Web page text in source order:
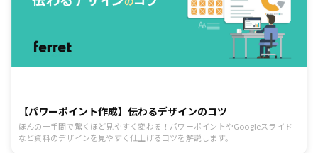
【パワーポイント作成】伝わるデザインのコツ
ほんの一手間で驚くほど見やすく変わる！パワーポイントやGoogleスライド
など資料のデザインを見やすく仕上げるコツを解説します。